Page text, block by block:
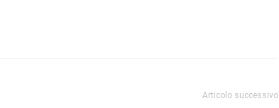
Articolo successivo